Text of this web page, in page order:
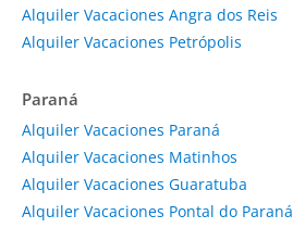
Alquiler Vacaciones Angra dos Reis
Alquiler Vacaciones Petrópolis
Paraná
Alquiler Vacaciones Paraná
Alquiler Vacaciones Matinhos
Alquiler Vacaciones Guaratuba
Alquiler Vacaciones Pontal do Paraná